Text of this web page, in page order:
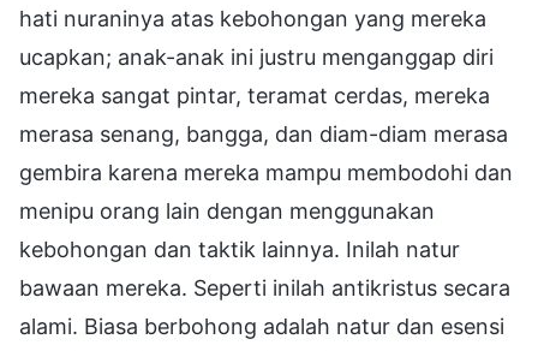
hati nuraninya atas kebohongan yang mereka
ucapkan; anak-anak ini justru menganggap diri
mereka sangat pintar, teramat cerdas, mereka
merasa senang, bangga, dan diam-diam merasa
gembira karena mereka mampu membodohi dan
menipu orang lain dengan menggunakan
kebohongan dan taktik lainnya. Inilah natur
bawaan mereka. Seperti inilah antikristus secara
alami. Biasa berbohong adalah natur dan esensi